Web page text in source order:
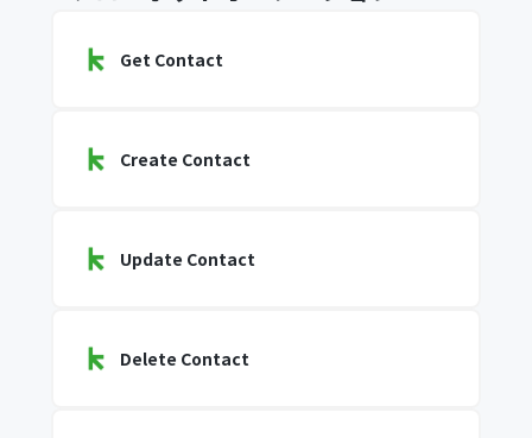
Get Contact
Create Contact
Update Contact
Delete Contact